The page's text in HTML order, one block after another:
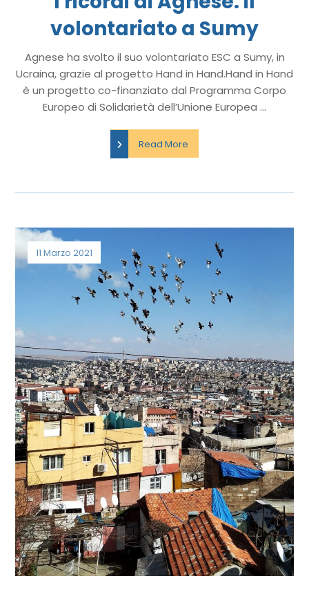
volontariato a Sumy
Agnese ha svolto il suo volontariato ESC a Sumy, in
Ucraina, grazie al progetto Hand in Hand.Hand in Hand
è un progetto co-finanziato dal Programma Corpo
Europeo di Solidarietà dell’Unione Europea ...
Read More
11 Marzo 2021